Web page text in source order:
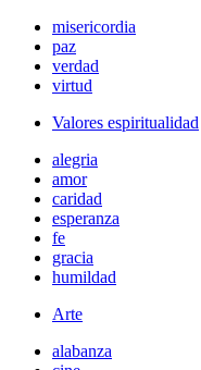
misericordia
paz
verdad
virtud
Valores espiritualidad
alegria
amor
caridad
esperanza
fe
gracia
humildad
Arte
alabanza